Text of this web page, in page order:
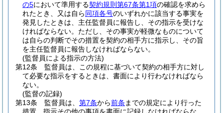
の5において準用する契約規則第67条第1項の確認を求めら
れたとき、又は自ら同項各号のいずれかに該当する事実を
発見したときは、主任監督員に報告し、その指示を受けな
ければならない。 ただし、その事実が軽微なものについて
は自らの判断でその措置を契約の相手方に指示し、その旨
を主任監督員に報告しなければならない。
(監督員による指示の方法)
第12条
監督員は、この規程に基づいて契約の相手方に対し
て必要な指示をするときは、書面により行わなければなら
ない。
(監督の記録)
第13条
監督員は、 第7条から前条 までの規定により行った
措置、指示その他の事項を書面に記録しなければならな